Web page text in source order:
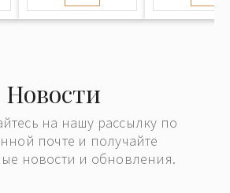
Новости
на нашу рассылку по
почте и получайте
новости и обновления.